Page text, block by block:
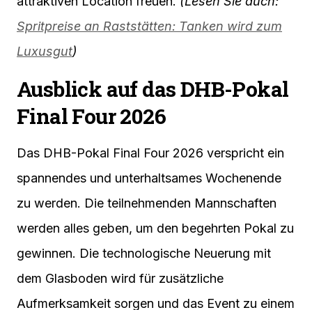
Spritpreise an Raststätten: Tanken wird zum
Luxusgut)
Ausblick auf das DHB-Pokal
Final Four 2026
Das DHB-Pokal Final Four 2026 verspricht ein
spannendes und unterhaltsames Wochenende
zu werden. Die teilnehmenden Mannschaften
werden alles geben, um den begehrten Pokal zu
gewinnen. Die technologische Neuerung mit
dem Glasboden wird für zusätzliche
Aufmerksamkeit sorgen und das Event zu einem